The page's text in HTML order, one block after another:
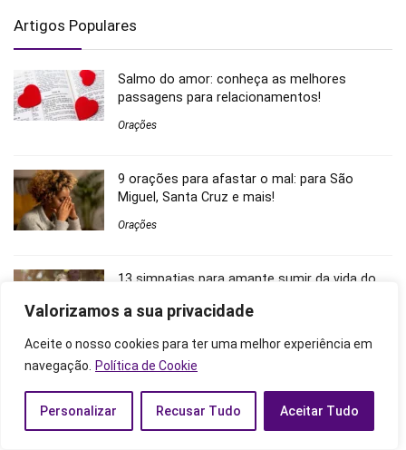
Valorizamos a sua privacidade
Aceite o nosso cookies para ter uma melhor experiência em
navegação.
Política de Cookie
Personalizar Recusar Tudo Aceitar Tudo
Artigos Populares
Salmo do amor: conheça as melhores
passagens para relacionamentos!
Orações
9 orações para afastar o mal: para São
Miguel, Santa Cruz e mais!
Orações
13 simpatias para amante sumir da vida do
negócios e dicas importantes!